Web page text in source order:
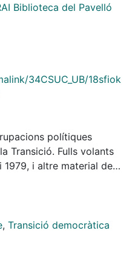
Biblioteca del Pavelló
34CSUC_UB/18sfiok
polítiques
Transició. Fulls volants
1979, i altre material de
, Transició democràtica